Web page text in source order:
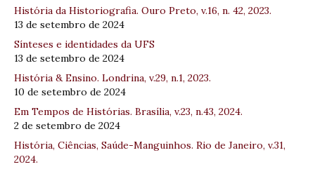
História da Historiografia. Ouro Preto, v.16, n. 42, 2023.
13 de setembro de 2024
Sínteses e identidades da UFS
13 de setembro de 2024
História & Ensino. Londrina, v.29, n.1, 2023.
10 de setembro de 2024
Em Tempos de Histórias. Brasília, v.23, n.43, 2024.
2 de setembro de 2024
História, Ciências, Saúde-Manguinhos. Rio de Janeiro, v.31,
2024.